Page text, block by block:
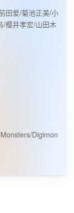
田爱/菊池正美/小
/樱井孝宏/山田木
Digimon